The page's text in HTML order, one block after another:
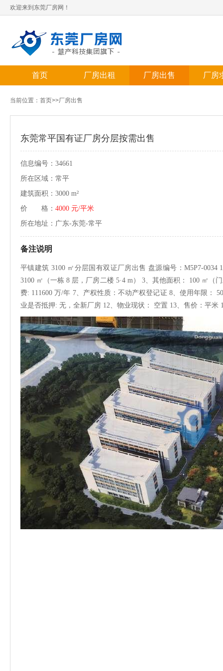
欢迎来到东莞厂房网！
首页 厂房出租 厂房出售 厂房
当前位置： 首页>>厂房出售
东莞常平国有证厂房分层按需出售
信息编号：34661
所在区域：常平
建筑面积：3000 m²
价 格： 4000 元/平米
所在地址：广东-东莞-常平
备注说明
平镇建筑 3100 ㎡分层国有双证厂房出售 盘源编号：M5P7-
3100 ㎡（一栋 8 层，厂房二楼 5·4 m） 3、其他面积： 100 ㎡（
费: 111600 万/年 7、产权性质：不动产权登记证 8、使用年限：
业是否抵押: 无，全新厂房 12、物业现状： 空置 13、售价：平米